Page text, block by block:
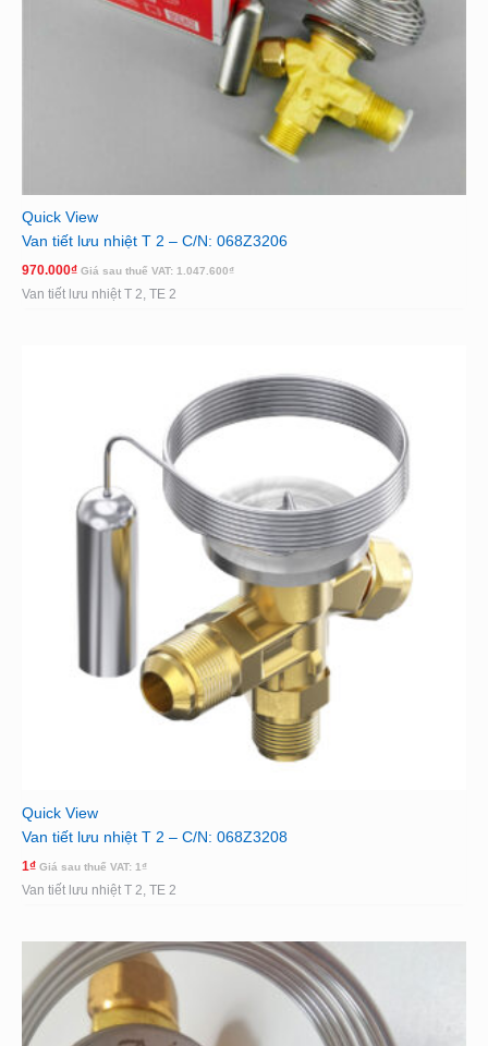
Quick View
Van tiết lưu nhiệt T 2 – C/N: 068Z3206
970.000₫ Giá sau thuế VAT: 1.047.600₫
Van tiết lưu nhiệt T 2, TE 2
Quick View
Van tiết lưu nhiệt T 2 – C/N: 068Z3208
1₫ Giá sau thuế VAT: 1₫
Van tiết lưu nhiệt T 2, TE 2